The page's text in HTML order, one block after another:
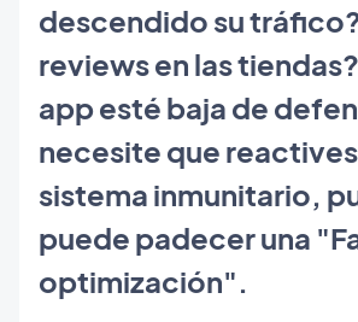
descendido su
reviews en las
app esté baja de
necesite que
sistema inmunitario,
puede padecer una
optimización".